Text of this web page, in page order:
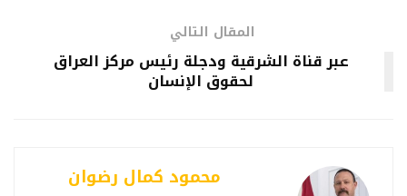
المقال التالي
عبر قناة الشرقية ودجلة رئيس مركز العراق
لحقوق الإنسان
محمود كمال رضوان